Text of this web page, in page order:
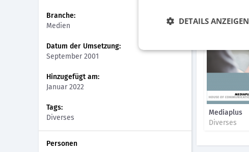
Branche:
Medien
Datum der Umsetzung:
September 2001
Hinzugefügt am:
Januar 2022
Tags:
Diverses
Personen
Mediaplus
Diverses
DETAILS ANZEIGEN